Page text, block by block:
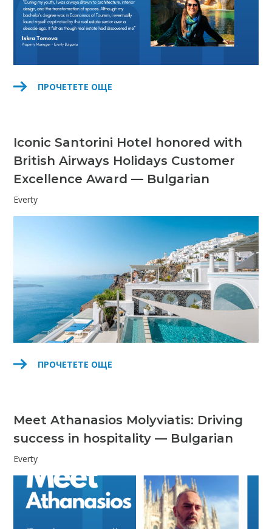
ПРОЧЕТЕТЕ ОЩЕ
Iconic Santorini Hotel honored with
British Airways Holidays Customer
Excellence Award — Bulgarian
Everty
ПРОЧЕТЕТЕ ОЩЕ
Meet Athanasios Molyviatis: Driving
success in hospitality — Bulgarian
Everty